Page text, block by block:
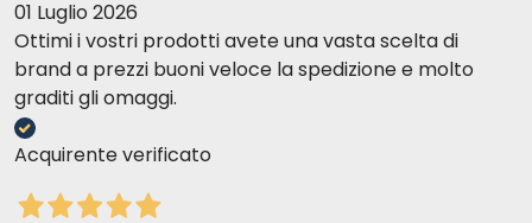
01 Luglio 2026
Ottimi i vostri prodotti avete una vasta scelta di
brand a prezzi buoni veloce la spedizione e molto
graditi gli omaggi.
Acquirente verificato